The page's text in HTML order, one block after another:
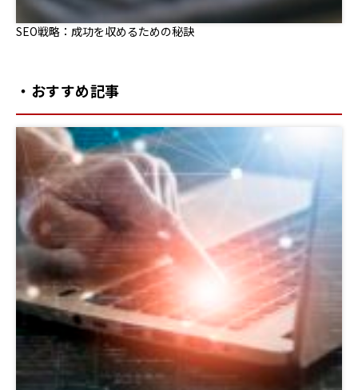
SEO戦略：成功を収めるための秘訣
・おすすめ記事